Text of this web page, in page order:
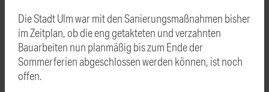
Die Stadt Ulm war mit den Sanierungsmaßnahmen bisher
im Zeitplan, ob die eng getakteten und verzahnten
Bauarbeiten nun planmäßig bis zum Ende der
Sommerferien abgeschlossen werden können, ist noch
offen.